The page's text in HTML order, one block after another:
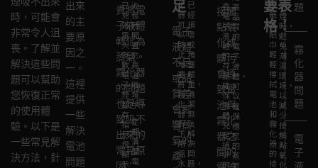
時，可能會
非常令人沮
喪。了解並
解決這些問
題可以幫助
您恢復正常
的使用體
驗。以下是
一些常見解
決方法，針
出來
的主
要原
因之
一。
這裡
提供
一些
解決
電池
問題
已
充
滿
電。
大
多
數
電
子
煙
都
有
指
示
燈
顯
示
池
長
時
間
置
於
高
溫
環
境
中。
定
期
清
潔
電
責將電
子液體
轉化為
蒸氣。
霧化器
的問題
也是導
致吸不
出來的
常見原
因：
化
器
可
以
防
止
堵
塞。
將
霧
化
器
拆
下，
用
溫
水
已
經
損
壞
或
堵
塞
嚴
重，
清
潔
無
法
解
決
問
題，
足
電子
液體
不足
或品
質差
會影
響蒸
氣的
產
查
電
子
液
體
的
存
量，
確
保
液
體
充
足。
過
少
的
高
品
質
的
電
子
液
體，
可
以
確
保
穩
定
的
蒸
氣
接觸
點氧
化或
髒污
會導
致電
池與
霧化
器之
間的
棉
籤
或
紙
巾，
輕
輕
擦
拭
電
池
和
霧
化
器
的
接
子
煙
時，
避
免
潮
濕
環
境，
以
減
少
接
觸
點
氧
化
要表
格：
題
霧
化
器
問
題
電
子
液